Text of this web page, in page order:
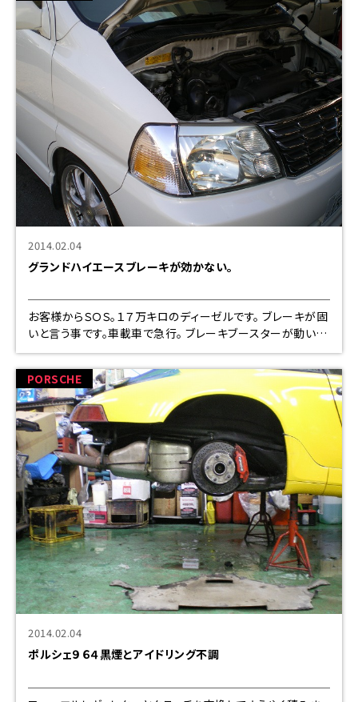
2014.02.04
グランドハイエースブレーキが効かない。
お客様からＳＯＳ。１７万キロのディーゼルです。 ブレーキが固
いと言う事です。車載車で急行。 ブレーキブースターが動いて
ません。電源はモータまで来てます。 と言う事はモーターの固
着です。昭和のテレビでゃな
PORSCHE
2014.02.04
ポルシェ９６４黒煙とアイドリング不調